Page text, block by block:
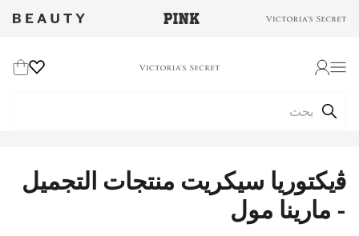
ﭬيكتوريا سيكريت منتجات التجميل
- مارينا مول